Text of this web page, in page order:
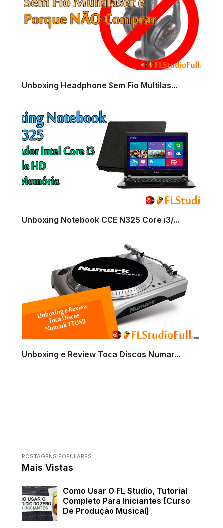
Unboxing Headphone Sem Fio Multilas...
Unboxing Notebook CCE N325 Core i3/...
Unboxing e Review Toca Discos Numar...
POSTAGENS POPULARES
Mais Vistas
Como Usar O FL Studio, Tutorial
Completo Para Iniciantes [Curso
De Produção Musical]